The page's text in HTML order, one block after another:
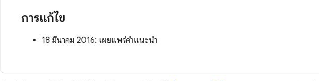
การแก้ไข
18 มีนาคม 2016: เผยแพร่คําแนะนํา